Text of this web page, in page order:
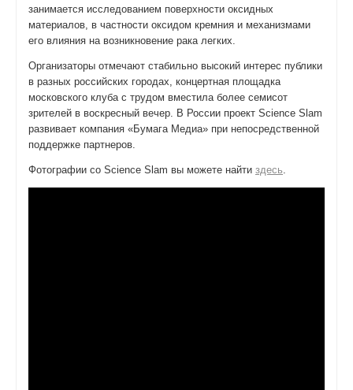
занимается исследованием поверхности оксидных
материалов, в частности оксидом кремния и механизмами
его влияния на возникновение рака легких.
Организаторы отмечают стабильно высокий интерес публики
в разных российских городах, концертная площадка
московского клуба с трудом вместила более семисот
зрителей в воскресный вечер. В России проект Science Slam
развивает компания «Бумага Медиа» при непосредственной
поддержке партнеров.
Фотографии со Science Slam вы можете найти здесь.